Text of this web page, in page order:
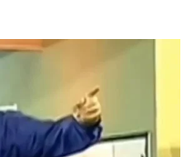
el rey de España avale el
Maduro: "Es lamentable
en pleno siglo XXI"